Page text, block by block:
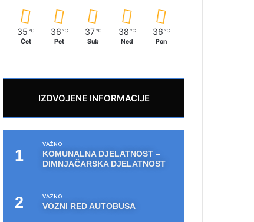
35 ℃
Čet
36 ℃
Pet
37 ℃
Sub
38 ℃
Ned
36 ℃
Pon
IZDVOJENE INFORMACIJE
VAŽNO
KOMUNALNA DJELATNOST –
DIMNJAČARSKA DJELATNOST
VAŽNO
VOZNI RED AUTOBUSA